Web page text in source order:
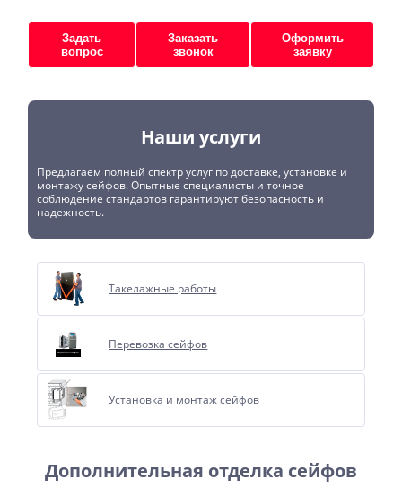
Задать
вопрос
Заказать
звонок
Оформить
заявку
Наши услуги
Предлагаем полный спектр услуг по доставке, установке и
монтажу сейфов. Опытные специалисты и точное
соблюдение стандартов гарантируют безопасность и
надежность.
Такелажные работы
Перевозка сейфов
Установка и монтаж сейфов
Дополнительная отделка сейфов